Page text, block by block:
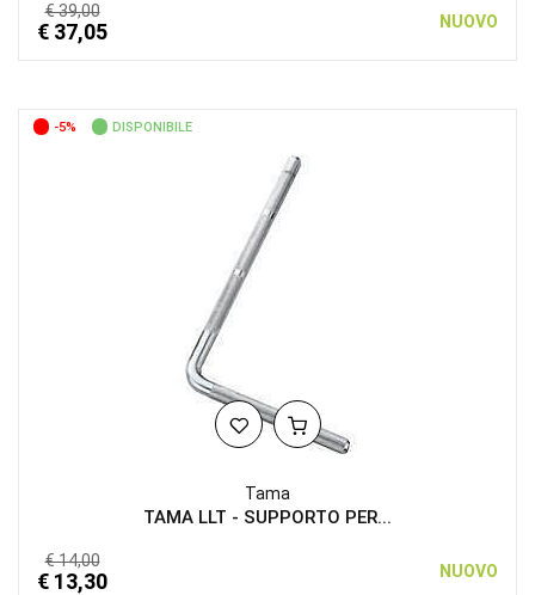
€ 39,00
€ 37,05 NUOVO
-5% DISPONIBILE
Tama
TAMA LLT - SUPPORTO PER...
€ 14,00
€ 13,30 NUOVO